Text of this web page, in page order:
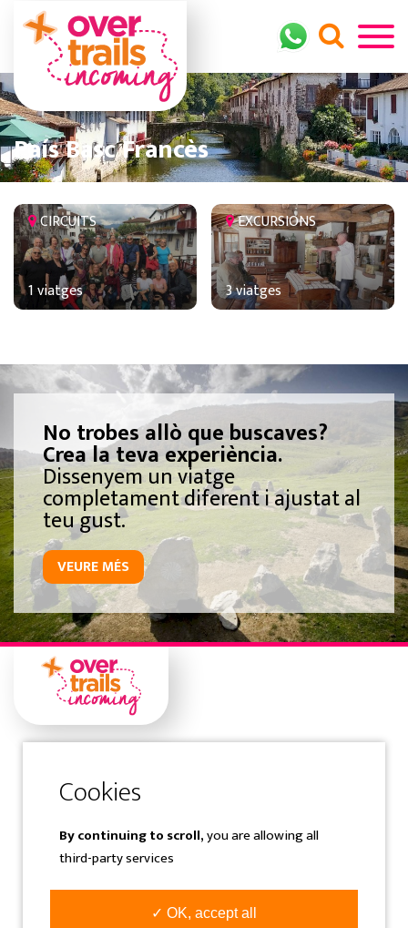
País Basc Francès
CIRCUITS
1 viatges
EXCURSIONS
3 viatges
No trobes allò que buscaves?
Crea la teva experiència.
Dissenyem un viatge
completament diferent i ajustat al
teu gust.
VEURE MÉS
Samaniego Kalea 1 Solairuartea
Tfno: (+34) 943 360 300
info@overtrailsincoming.eus
Navarra
By continuing to scroll,you are allowing all
third-party services
✓ OK, accept all